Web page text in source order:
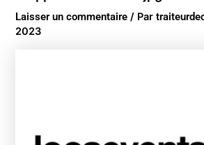
Laisser un commentaire / Par
2023